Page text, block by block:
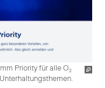
Priority für alle O2